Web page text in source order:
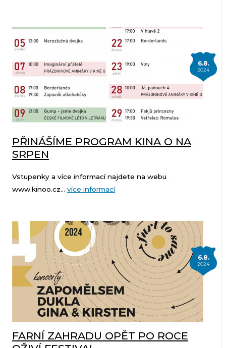
6.8.
2024
PŘINÁŠÍME PROGRAM KINA O NA
SRPEN
Vstupenky a více informací najdete na webu
www.kinoo.cz... více informací
6.8.
2024
FARNÍ ZAHRADU OPĚT PO ROCE